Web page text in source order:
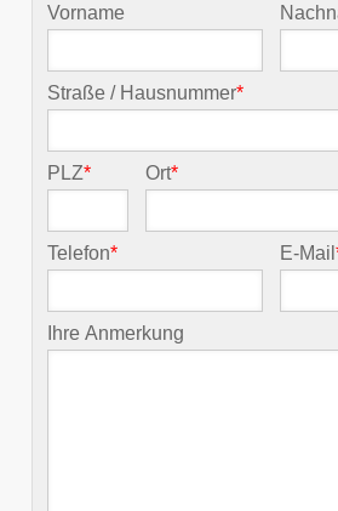
Vorname
Straße / Hausnummer*
PLZ* Ort*
Telefon* E-Mail
Ihre Anmerkung